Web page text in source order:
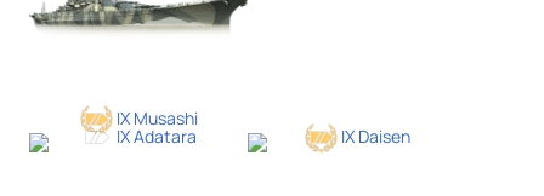
IX Musashi
IX Adatara IX Daisen